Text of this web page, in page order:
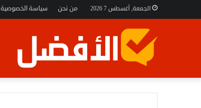
الجمعة, أغسطس 7 2026 من نحن سياسة الخصوصية